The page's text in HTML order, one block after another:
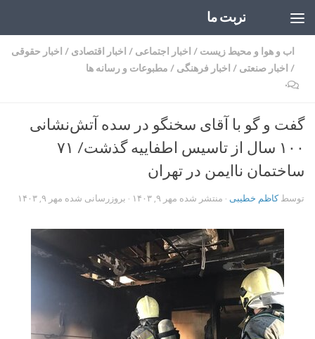
تربت ما
اب و هوا و محیط زیست / اخبار اجتماعی / اخبار اقتصادی / اخبار حقوقی
/ اخبار صنعتی / اخبار فرهنگی / مطبوعات و رسانه ها
۰
گفت و گو با آقای سخنگو در سده آتش‌نشانی
۱۰۰ سال از تاسیس اطفاییه گذشت/ ۷۱
ساختمان ناایمن در تهران
توسطکاظم خطیبی · منتشر شده مهر ۹, ۱۴۰۳ · بروزرسانی شده مهر ۹, ۱۴۰۳